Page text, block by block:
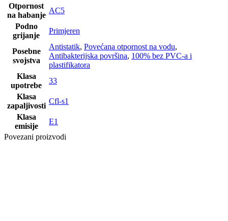
Otpornost
na habanje
AC5
Podno
grijanje
Primjeren
Posebne
svojstva
Antistatik, Povećana otpornost na vodu,
Antibakterijska površina, 100% bez PVC-a i
plastifikatora
Klasa
upotrebe
33
Klasa
zapaljivosti
Cfl-s1
Klasa
emisije
E1
Povezani proizvodi